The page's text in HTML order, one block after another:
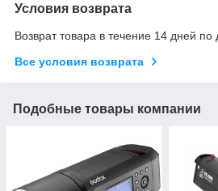
Условия возврата
Возврат товара в течение 14 дней по
Все условия возврата
Подобные товары компании